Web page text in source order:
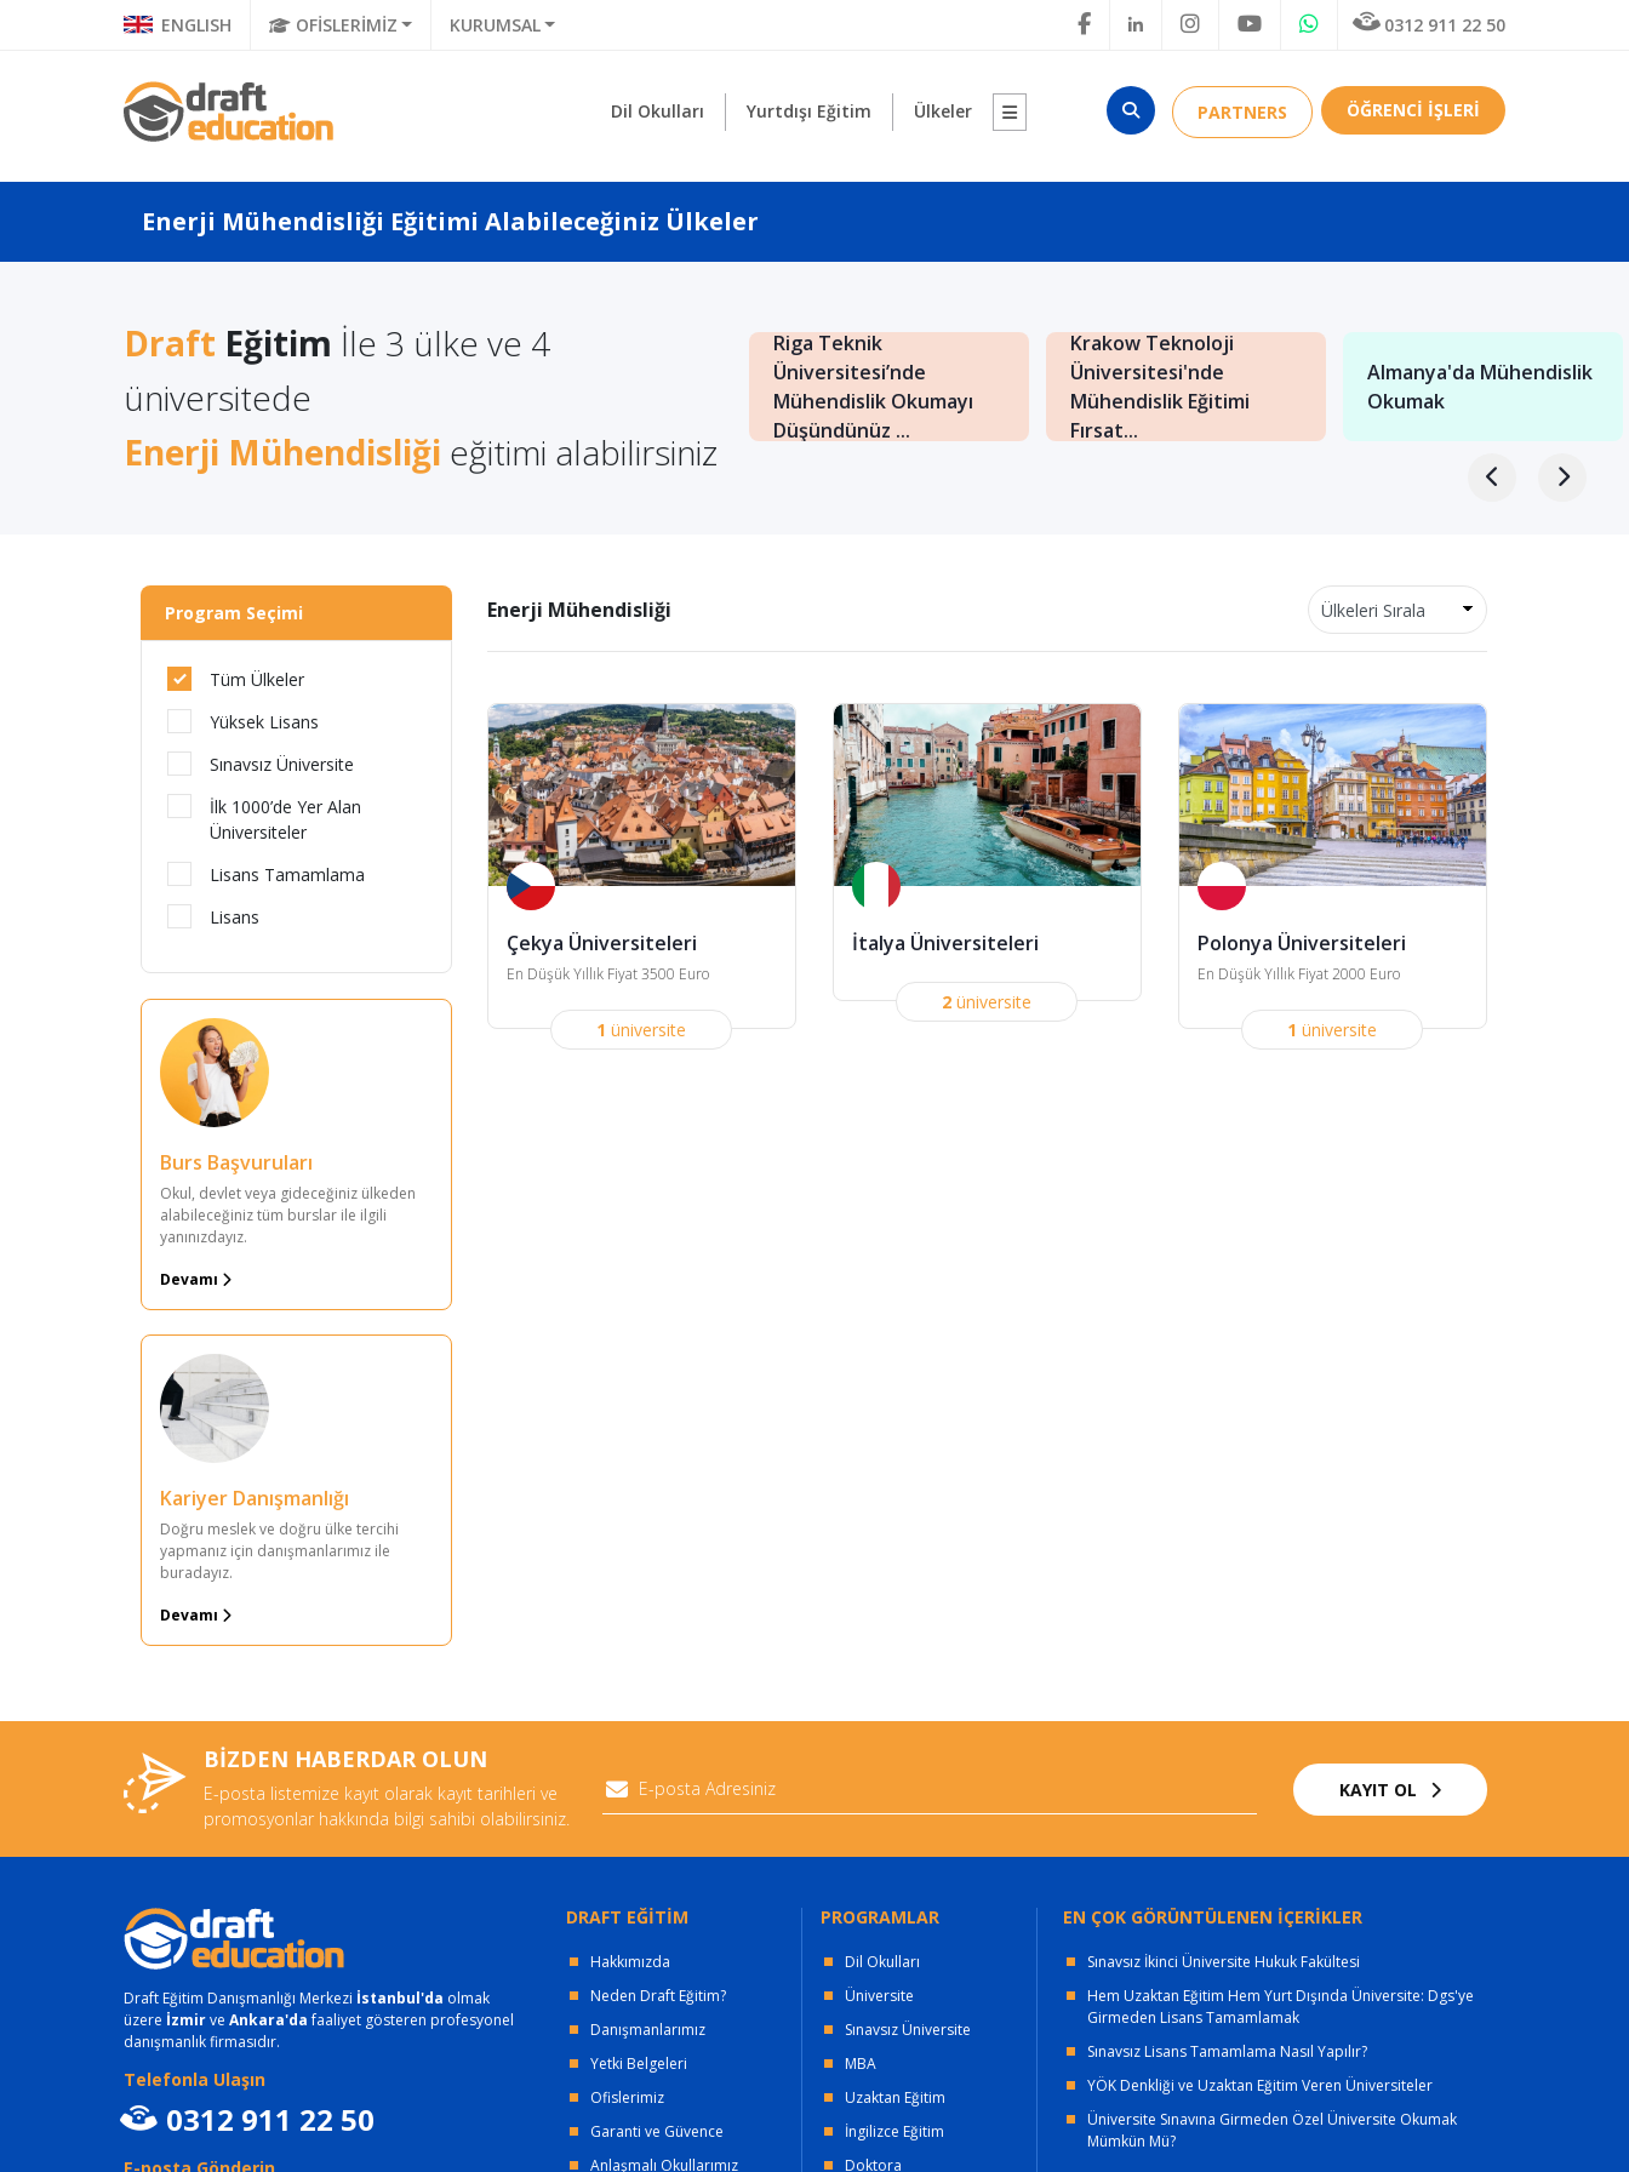
ENGLISH OFİSLERİMİZ KURUMSAL 0312 911 22 50
Dil Okulları Yurtdışı Eğitim Ülkeler PARTNERS ÖĞRENCİ İŞLERİ
Enerji Mühendisliği Eğitimi Alabileceğiniz Ülkeler
Draft Eğitim İle 3 ülke ve 4
üniversitede
Enerji Mühendisliği eğitimi alabilirsiniz
Uzaktan Eğitim Veren
Üniversiteler ve
Bölümleri
Azerbaycan
Riga Teknik
Üniversitesi’nde
Mühendislik Okumayı
Düşündünüz ...
Krakow Teknoloji
Üniversitesi'nde
Mühendislik Eğitimi
Fırsat...
Almanya'da Mühendislik
Okumak
Program Seçimi
Tüm Ülkeler
Yüksek Lisans
Sınavsız Üniversite
İlk 1000’de Yer Alan
Üniversiteler
Lisans Tamamlama
Lisans
Burs Başvuruları
Okul, devlet veya gideceğiniz ülkeden
alabileceğiniz tüm burslar ile ilgili
yanınızdayız.
Devamı
Kariyer Danışmanlığı
Doğru meslek ve doğru ülke tercihi
yapmanız için danışmanlarımız ile
buradayız.
Devamı
Enerji Mühendisliği
Çekya Üniversiteleri
En Düşük Yıllık Fiyat 3500 Euro
1 üniversite
İtalya Üniversiteleri
2 üniversite
Polonya Üniversiteleri
En Düşük Yıllık Fiyat 2000 Euro
1 üniversite
BİZDEN HABERDAR OLUN
E-posta listemize kayıt olarak kayıt tarihleri ve
promosyonlar hakkında bilgi sahibi olabilirsiniz.
KAYIT OL
Draft Eğitim Danışmanlığı Merkezi İstanbul'da olmak
üzere İzmirve Ankara'dafaaliyet gösteren profesyonel
danışmanlık firmasıdır.
Telefonla Ulaşın
0312 911 22 50
DRAFT EĞİTİM
Hakkımızda
Neden Draft Eğitim?
Danışmanlarımız
Yetki Belgeleri
Ofislerimiz
Garanti ve Güvence
Anlaşmalı Okullarımız
PROGRAMLAR
Dil Okulları
Üniversite
Sınavsız Üniversite
MBA
Uzaktan Eğitim
İngilizce Eğitim
Doktora
EN ÇOK GÖRÜNTÜLENEN İÇERİKLER
Sınavsız İkinci Üniversite Hukuk Fakültesi
Hem Uzaktan Eğitim Hem Yurt Dışında Üniversite: Dgs'ye
Girmeden Lisans Tamamlamak
Sınavsız Lisans Tamamlama Nasıl Yapılır?
YÖK Denkliği ve Uzaktan Eğitim Veren Üniversiteler
Üniversite Sınavına Girmeden Özel Üniversite Okumak
Mümkün Mü?